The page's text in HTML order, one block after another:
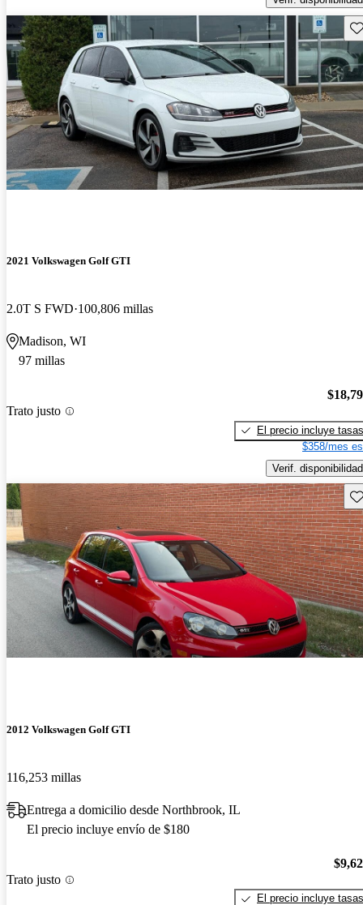
2021 Volkswagen Golf GTI
2.0T S FWD 100,806 millas
Madison, WI
97 millas
Trato justo
El precio incluye tasas
$358/mes
Verif. disponibilidad
2012 Volkswagen Golf GTI
116,253 millas
Entrega a domicilio desde Northbrook, IL
El precio incluye envío de $180
Trato justo
El precio incluye tasas